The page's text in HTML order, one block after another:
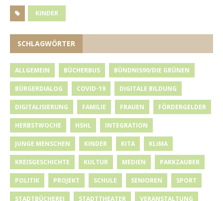
KINDER
SCHLAGWÖRTER
ALLGEMEIN BÜCHERBUS BÜNDNIS90/DIE GRÜNEN
BÜRGERDIALOG COVID-19 DIGITALE BILDUNG
DIGITALISIERUNG FAMILIE FRAUEN FÖRDERGELDER
HERBSTWOCHE HSHL INTEGRATION
JUNGE MENSCHEN KINDER KITA KLIMA
KREISGESCHICHTE KULTUR MEDIEN PARKZAUBER
POLITIK PROJEKT SCHULE SENIOREN SPORT
STADTBÜCHEREI STADTTHEATER VERANSTALTUNG